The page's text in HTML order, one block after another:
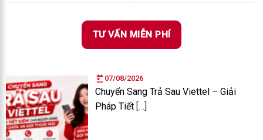
07/08/2026
Chuyển Sang Trả Sau Viettel – Giải
Pháp Tiết […]
TƯ VẤN MIỄN PHÍ